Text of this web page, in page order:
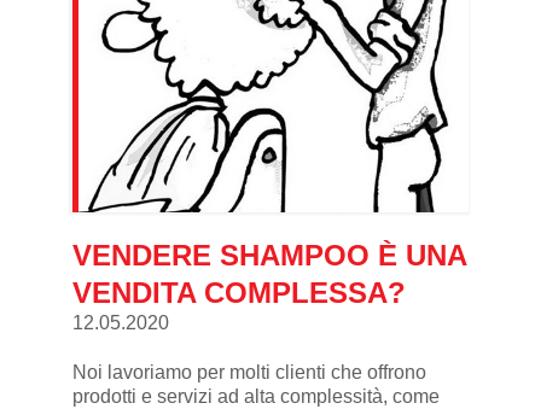
VENDERE SHAMPOO È UNA
VENDITA COMPLESSA?
12.05.2020
Noi lavoriamo per molti clienti che offrono
prodotti e servizi ad alta complessità, come